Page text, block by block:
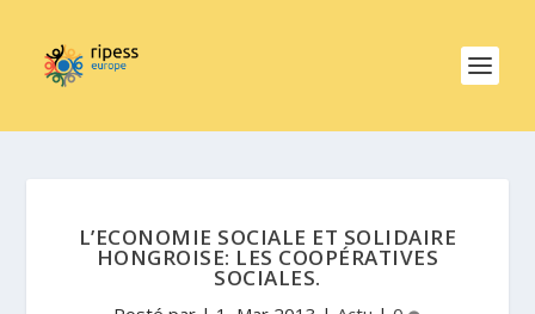
L’ECONOMIE SOCIALE ET SOLIDAIRE
HONGROISE: LES COOPÉRATIVES
SOCIALES.